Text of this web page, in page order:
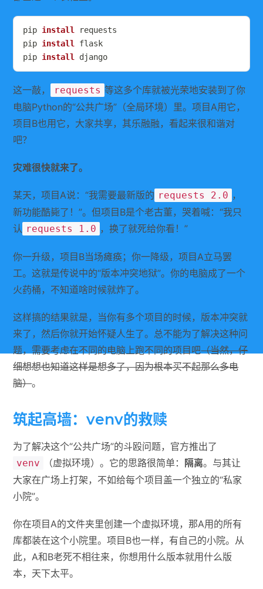
pip install
requests
pip install
flask
pip install django
这一敲， requests 等这多个库就被光荣地安装到了你
电脑Python的“公共广场”（全局环境）里。项目A用它，
项目B也用它，大家共享，其乐融融，看起来很和谐对
吧？
灾难很快就来了。
某天，项目A说：“我需要最新版的 requests 2.0 ，
新功能酷毙了！”。但项目B是个老古董，哭着喊：“我只
认 requests 1.0 ，换了就死给你看！”
你一升级，项目B当场瘫痪；你一降级，项目A立马罢
工。这就是传说中的“版本冲突地狱”。你的电脑成了一个
火药桶，不知道啥时候就炸了。
这样搞的结果就是，当你有多个项目的时候，版本冲突就
来了，然后你就开始怀疑人生了。总不能为了解决这种问
题，需要考虑在不同的电脑上跑不同的项目吧（当然，仔
细想想也知道这样是想多了，因为根本买不起那么多电
脑）。
筑起高墙：venv的救赎
为了解决这个“公共广场”的斗殴问题，官方推出了
venv （虚拟环境）。它的思路很简单： 隔离。与其让
大家在广场上打架，不如给每个项目盖一个独立的“私家
小院”。
你在项目A的文件夹里创建一个虚拟环境，那A用的所有
库都装在这个小院里。项目B也一样，有自己的小院。从
此，A和B老死不相往来，你想用什么版本就用什么版
本，天下太平。